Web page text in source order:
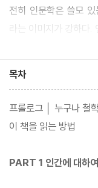
전히 인문학은 쓸모
라는 이미지가 강하다
어 이해하기 힘들 뿐
종교 등 모든 분야를
살고 있는 세계는 인
신도 인문학으로 설명
가’에 대한 해답이다.
목차
프롤로그 │ 누구나 철
이 책을 읽는 방법
PART 1 인간에 대하여